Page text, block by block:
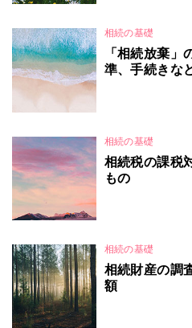
相続の基礎
「相続放棄
準、手続きな
相続の基礎
相続税の課税
もの
相続の基礎
相続財産の調
額